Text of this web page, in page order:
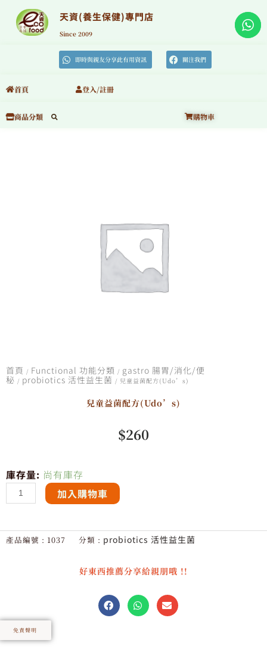
天資(養生保健)專門店
Since 2009
即時與親友分享此有用資訊 關注我們
首頁 登入/註冊
商品分類 購物車
首頁 / Functional 功能分類 / gastro 腸胃/消化/便
秘 / probiotics 活性益生菌 / 兒童益菌配方(Udo’s)
兒童益菌配方(Udo’s)
$260
庫存量: 尚有庫存
兒
童
益
配
方
加入購物車
產品編號 : 1037 分類 : probiotics 活性益生菌
好東西推薦分享給親朋哦 !!
免責聲明